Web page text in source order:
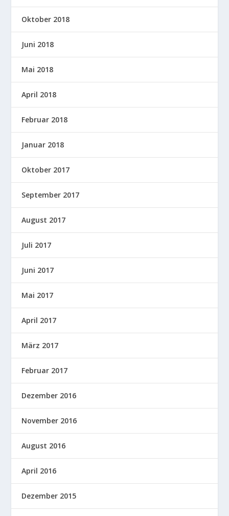
Oktober 2018
Juni 2018
Mai 2018
April 2018
Februar 2018
Januar 2018
Oktober 2017
September 2017
August 2017
Juli 2017
Juni 2017
Mai 2017
April 2017
März 2017
Februar 2017
Dezember 2016
November 2016
August 2016
April 2016
Dezember 2015